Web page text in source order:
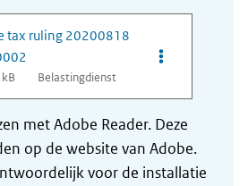
tax ruling 20200818
Belastingdienst
Opties van
met Adobe Reader. Deze
op de website van Adobe.
voor de installatie